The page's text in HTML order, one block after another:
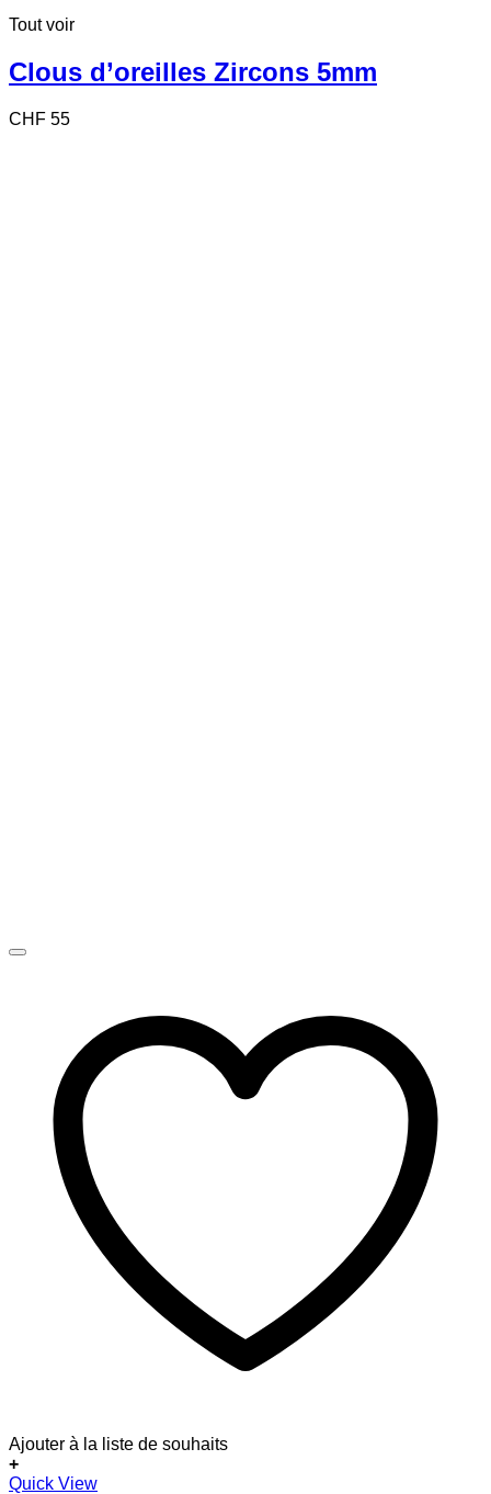
Tout voir
Clous d’oreilles Zircons 5mm
CHF 55
Ajouter à la liste de souhaits
+
Quick View